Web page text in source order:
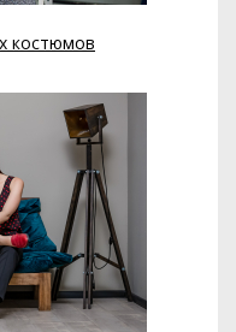
костюмов